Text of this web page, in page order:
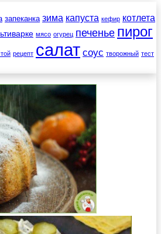
запеканка зима капуста кефир котлета
мясо огурец печенье пирог
рецепт салат соус творожный тест